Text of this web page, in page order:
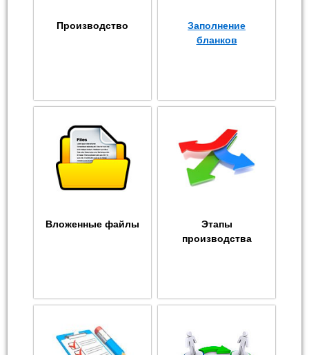
Производство
Заполнение
бланков
Вложенные файлы
Этапы
производства